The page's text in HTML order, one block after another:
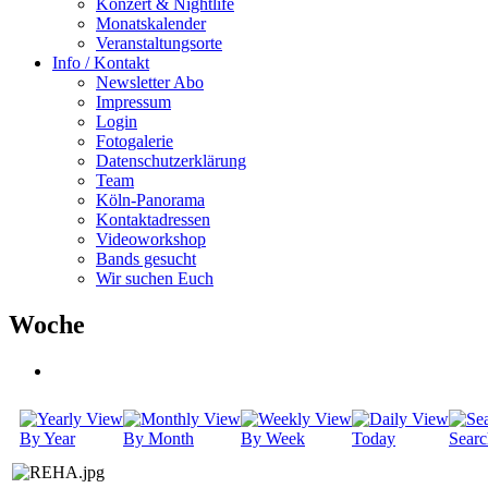
Konzert & Nightlife
Monatskalender
Veranstaltungsorte
Info / Kontakt
Newsletter Abo
Impressum
Login
Fotogalerie
Datenschutzerklärung
Team
Köln-Panorama
Kontaktadressen
Videoworkshop
Bands gesucht
Wir suchen Euch
Woche
By Year By Month By Week Today